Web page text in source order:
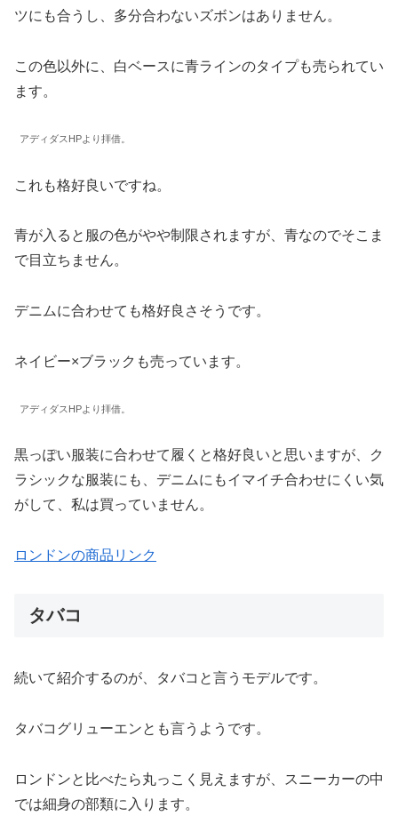
ツにも合うし、多分合わないズボンはありません。
この色以外に、白ベースに青ラインのタイプも売られてい
ます。
アディダスHPより拝借。
これも格好良いですね。
青が入ると服の色がやや制限されますが、青なのでそこま
で目立ちません。
デニムに合わせても格好良さそうです。
ネイビー×ブラックも売っています。
アディダスHPより拝借。
黒っぽい服装に合わせて履くと格好良いと思いますが、ク
ラシックな服装にも、デニムにもイマイチ合わせにくい気
がして、私は買っていません。
ロンドンの商品リンク
タバコ
続いて紹介するのが、タバコと言うモデルです。
タバコグリューエンとも言うようです。
ロンドンと比べたら丸っこく見えますが、スニーカーの中
では細身の部類に入ります。